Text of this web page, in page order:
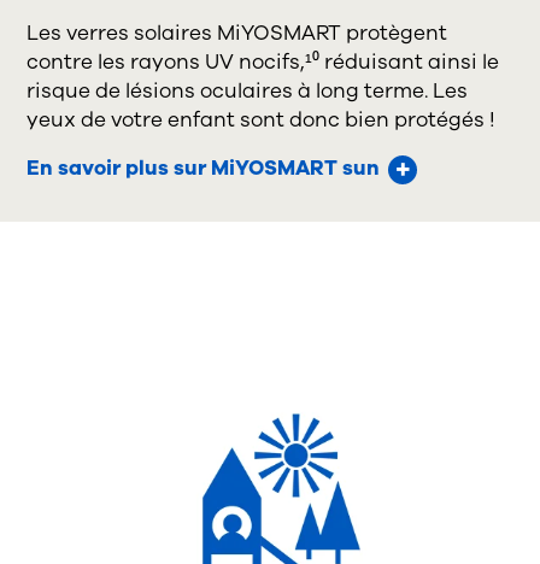
Les verres solaires MiYOSMART protègent
contre les rayons UV nocifs,¹⁰ réduisant ainsi le
risque de lésions oculaires à long terme. Les
yeux de votre enfant sont donc bien protégés !
En savoir plus sur MiYOSMART sun